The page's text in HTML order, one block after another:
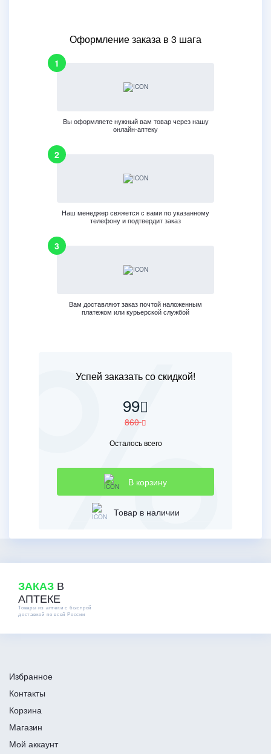
Оформление заказа в 3 шага
Вы оформляете нужный вам товар через нашу
онлайн-аптеку
Наш менеджер свяжется с вами по указанному
телефону и подтвердит заказ
Вам доставляют заказ почтой наложенным
платежом или курьерской службой
Успей заказать со скидкой!
99
860
Осталось всего
В корзину
Товар в наличии
ЗАКАЗ В
АПТЕКЕ
Товары из аптеки с быстрой
доставкой по всей России
Избранное
Контакты
Корзина
Магазин
Мой аккаунт